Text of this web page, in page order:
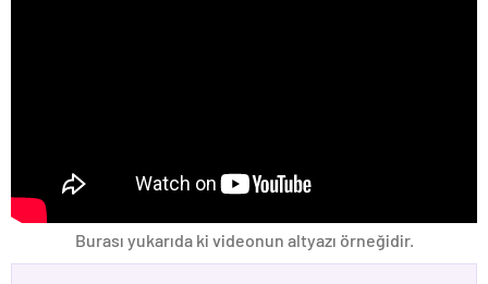
Burası yukarıda ki videonun altyazı örneğidir.